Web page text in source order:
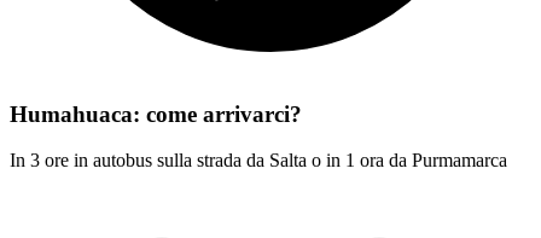
Humahuaca: come arrivarci?
In 3 ore in autobus sulla strada da Salta o in 1 ora da Purmamarca